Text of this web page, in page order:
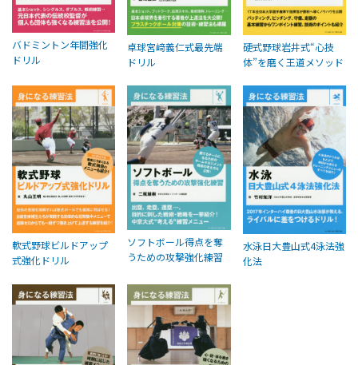
バドミントン年間強化
ドリル
卓球宮﨑義仁式最先端
ドリル
硬式野球岩井式“心技
体”を磨く王道メソッド
軟式野球ビルドアップ
式強化ドリル
ソフトボール得点を奪
うための攻撃強化練習
水泳日大豊山式4泳法強
化法